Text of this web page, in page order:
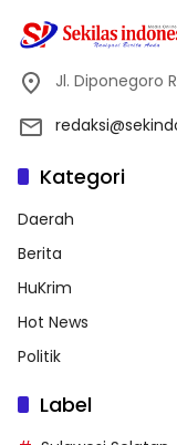
Jl. Diponegoro
Kategori
Daerah
Berita
HuKrim
Hot News
Politik
Label